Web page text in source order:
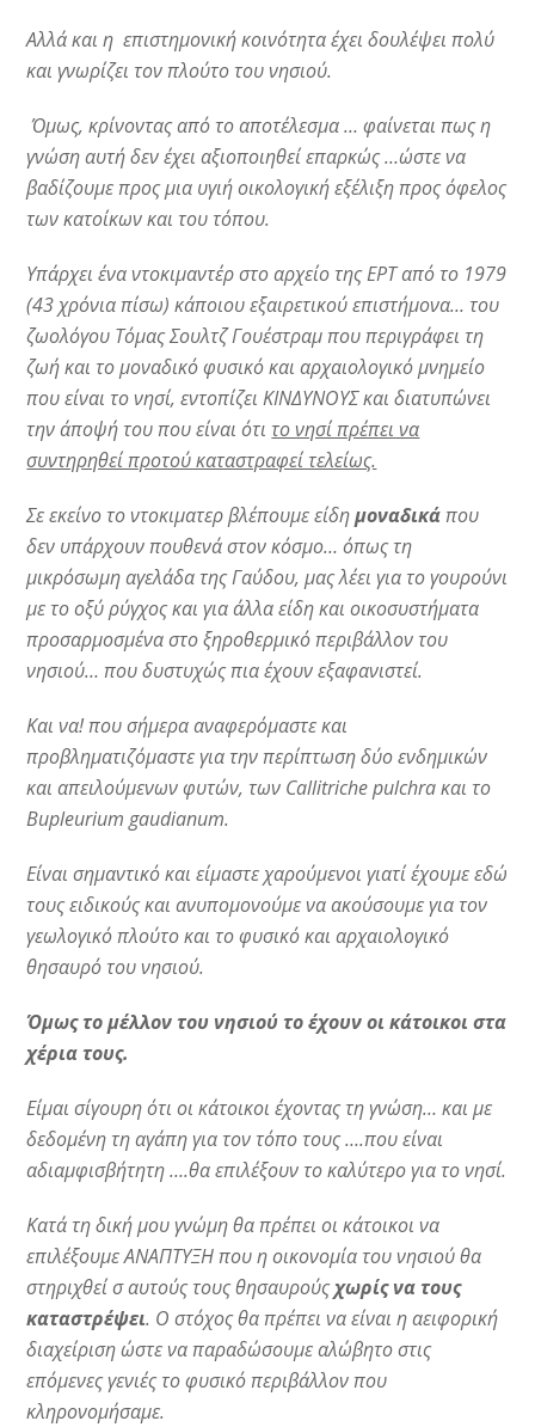
Αλλά και η επιστημονική κοινότητα έχει δουλέψει πολύ
και γνωρίζει τον πλούτο του νησιού.
Όμως, κρίνοντας από το αποτέλεσμα … φαίνεται πως η
γνώση αυτή δεν έχει αξιοποιηθεί επαρκώς …ώστε να
βαδίζουμε προς μια υγιή οικολογική εξέλιξη προς όφελος
των κατοίκων και του τόπου.
Υπάρχει ένα ντοκιμαντέρ στο αρχείο της ΕΡΤ από το 1979
(43 χρόνια πίσω) κάποιου εξαιρετικού επιστήμονα… του
ζωολόγου Τόμας Σουλτζ Γουέστραμ που περιγράφει τη
ζωή και το μοναδικό φυσικό και αρχαιολογικό μνημείο
που είναι το νησί, εντοπίζει ΚΙΝΔΥΝΟΥΣ και διατυπώνει
την άποψή του που είναι ότι το νησί πρέπει να
συντηρηθεί προτού καταστραφεί τελείως.
Σε εκείνο το ντοκιματερ βλέπουμε είδημοναδικά που
δεν υπάρχουν πουθενά στον κόσμο… όπως τη
μικρόσωμη αγελάδα της Γαύδου, μας λέει για το γουρούνι
με το οξύ ρύγχος και για άλλα είδη και οικοσυστήματα
προσαρμοσμένα στο ξηροθερμικό περιβάλλον του
νησιού… που δυστυχώς πια έχουν εξαφανιστεί.
Και να! που σήμερα αναφερόμαστε και
προβληματιζόμαστε για την περίπτωση δύο ενδημικών
και απειλούμενων φυτών, των Callitriche pulchra και το
Bupleurium gaudianum.
Είναι σημαντικό και είμαστε χαρούμενοι γιατί έχουμε εδώ
τους ειδικούς και ανυπομονούμε να ακούσουμε για τον
γεωλογικό πλούτο και το φυσικό και αρχαιολογικό
θησαυρό του νησιού.
Όμως το μέλλον του νησιού το έχουν οι κάτοικοι στα
χέρια τους.
Είμαι σίγουρη ότι οι κάτοικοι έχοντας τη γνώση… και με
δεδομένη τη αγάπη για τον τόπο τους ….που είναι
αδιαμφισβήτητη ….θα επιλέξουν το καλύτερο για το νησί.
Κατά τη δική μου γνώμη θα πρέπει οι κάτοικοι να
επιλέξουμε ΑΝΑΠΤΥΞΗ που η οικονομία του νησιού θα
στηριχθεί σ αυτούς τους θησαυρούςχωρίς να τους
καταστρέψει. Ο στόχος θα πρέπει να είναι η αειφορική
διαχείριση ώστε να παραδώσουμε αλώβητο στις
επόμενες γενιές το φυσικό περιβάλλον που
κληρονομήσαμε.